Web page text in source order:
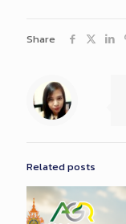
Share
Related posts